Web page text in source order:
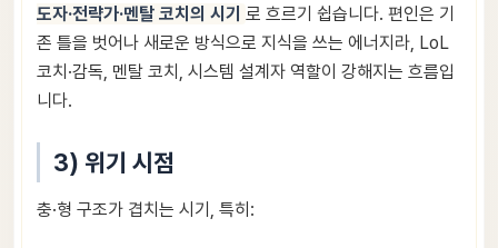
도자·전략가·멘탈 코치의 시기 로 흐르기 쉽습니다. 편인은 기
존 틀을 벗어나 새로운 방식으로 지식을 쓰는 에너지라, LoL
코치·감독, 멘탈 코치, 시스템 설계자 역할이 강해지는 흐름입
니다.
3) 위기 시점
충·형 구조가 겹치는 시기, 특히: